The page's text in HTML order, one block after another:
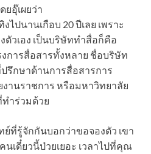
ยอุ๊เผยว่า
ไปนานเกือบ 20 ปีเลย เพราะ
วเอง เป็นบริษัททำสื่อก็คือ
การสื่อสารทั้งหลาย ชื่อบริษัท
ปรึกษาด้านการสื่อสารการ
านราชการ หรือมหาวิทยาลัย
ำร่วมด้วย
ที่รู้จักกันบอกว่าขอจองตัว เขา
นเดี๋ยวนี้ป่วยเยอะ เวลาไปที่คุณ